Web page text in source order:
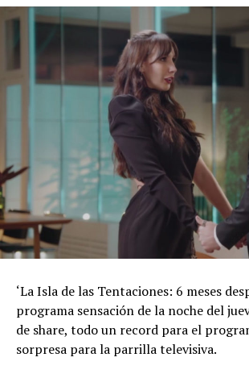
‘La Isla de las Tentaciones: 6 meses
programa sensación de la noche del
de share, todo un record para el
sorpresa para la parrilla televisiva.